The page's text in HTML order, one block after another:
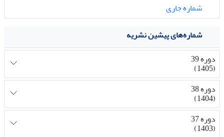
شماره جاری
شماره‌های پیشین نشریه
دوره 39
(1405)
دوره 38
(1404)
دوره 37
(1403)